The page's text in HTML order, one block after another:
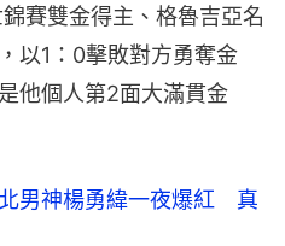
賽雙金得主、格魯吉亞名
以1：0擊敗對方勇奪金
他個人第2面大滿貫金
男神楊勇緯一夜爆紅　真